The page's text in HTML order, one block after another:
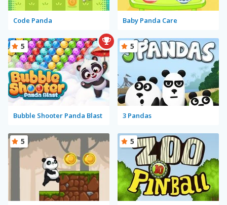
Code Panda Baby Panda Care
Bubble Shooter Panda Blast
5
3 Pandas
5
5 5